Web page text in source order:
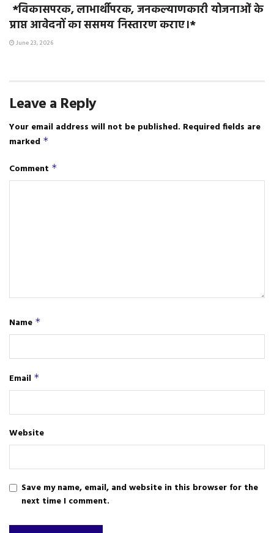
*विकासपरक, लाभार्थीपरक, जनकल्याणकारी योजनाओं के
प्राप्त आवेदनों का ससमय निस्तारण कराए।*
June 23, 2026
Leave a Reply
Your email address will not be published. Required fields are
marked *
Comment *
Name *
Email *
Website
Save my name, email, and website in this browser for the
next time I comment.